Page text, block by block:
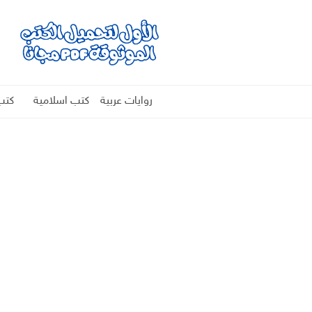
روايات عربية كتب اسلامية